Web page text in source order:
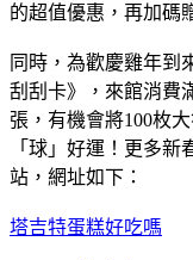
的超值優惠，再加碼
同時，為歡慶雞年到
刮刮卡》，來館消費
張，有機會將100枚
「球」好運！更多
站，網址如下：
塔吉特蛋糕好吃嗎